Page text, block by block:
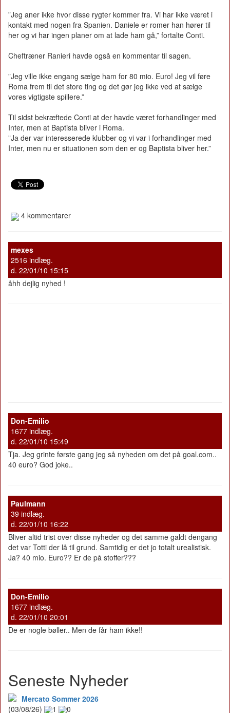
”Jeg aner ikke hvor disse rygter kommer fra. Vi har ikke været i
kontakt med nogen fra Spanien. Daniele er romer han hører til
her og vi har ingen planer om at lade ham gå,” fortalte Conti.
Cheftræner Ranieri havde også en kommentar til sagen.
”Jeg ville ikke engang sælge ham for 80 mio. Euro! Jeg vil føre
Roma frem til det store ting og det gør jeg ikke ved at sælge
vores vigtigste spillere.”
Til sidst bekræftede Conti at der havde været forhandlinger med
Inter, men at Baptista bliver i Roma.
”Ja der var interesserede klubber og vi var i forhandlinger med
Inter, men nu er situationen som den er og Baptista bliver her.”
4 kommentarer
mexes
2516 indlæg.
d. 22/01/10 15:15
åhh dejlig nyhed !
Don-Emilio
1677 indlæg.
d. 22/01/10 15:49
Tja. Jeg grinte første gang jeg så nyheden om det på goal.com..
40 euro? God joke..
Paulmann
39 indlæg.
d. 22/01/10 16:22
Bliver altid trist over disse nyheder og det samme galdt dengang
det var Totti der lå til grund. Samtidig er det jo totalt urealistisk.
Ja? 40 mio. Euro?? Er de på stoffer???
Don-Emilio
1677 indlæg.
d. 22/01/10 20:01
De er nogle bøller.. Men de får ham ikke!!
Seneste Nyheder
Mercato Sommer 2026
(03/08/26)
1 0